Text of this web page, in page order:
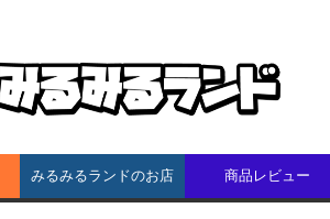
みるみるランドのお店 商品レビュー